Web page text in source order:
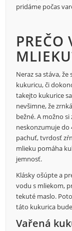
pridáme počas
PREČO
Neraz sa stáva,
kukuricu, či
takejto kukurice
nevšimne, že
bežné. A možno
neskonzumuje do
pachuť, tvrdosť
mlieku pomáha
jemnosť.
Klásky ošúpte a
vodu s mliekom,
tekuté maslo.
táto kukurica
Vařená